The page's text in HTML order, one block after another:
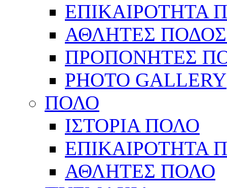
ΕΠΙΚΑΙΡΟΤΗΤΑ
ΑΘΛΗΤΕΣ
ΠΡΟΠΟΝΗΤΕΣ
PHOTO GALLERY
ΠΟΛΟ
ΙΣΤΟΡΙΑ ΠΟΛΟ
ΕΠΙΚΑΙΡΟΤΗΤΑ
ΑΘΛΗΤΕΣ ΠΟΛΟ